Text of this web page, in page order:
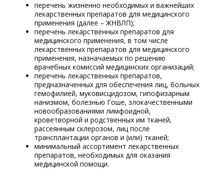
перечень жизненно необходимых и важнейших
лекарственных препаратов для медицинского
применения (далее – ЖНВЛП);
перечень лекарственных препаратов для
медицинского применения, в том числе
лекарственных препаратов для медицинского
применения, назначаемых по решению
врачебных комиссий медицинских организаций;
перечень лекарственных препаратов,
предназначенных для обеспечения лиц, больных
гемофилией, муковисцидозом, гипофизарным
нанизмом, болезнью Гоше, злокачественными
новообразованиями лимфоидной,
кроветворной и родственных им тканей,
рассеянным склерозом, лиц после
трансплантации органов и (или) тканей;
минимальный ассортимент лекарственных
препаратов, необходимых для оказания
медицинской помощи.